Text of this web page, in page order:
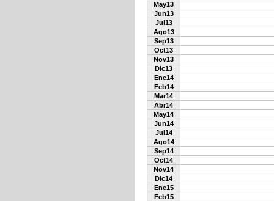
May13
Jun13
Jul13
Ago13
Sep13
Oct13
Nov13
Dic13
Ene14
Feb14
Mar14
Abr14
May14
Jun14
Jul14
Ago14
Sep14
Oct14
Nov14
Dic14
Ene15
Feb15